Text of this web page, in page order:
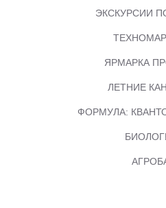
ЭКСКУРСИИ
ЯРМАРКА
ЛЕТНИЕ
ФОРМУЛА: